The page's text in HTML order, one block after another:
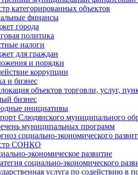
категорированных объектов
финансы
города
политика
налоги
для граждан
и порядки
коррупции
и бизнес
объектов торговли, услуг,
бизнес
инициативы
Слюдянского муниципального
муниципальных программ
социально-экономического
СОНКО
экономическое развитие
социально-экономического
услуга по содействию в